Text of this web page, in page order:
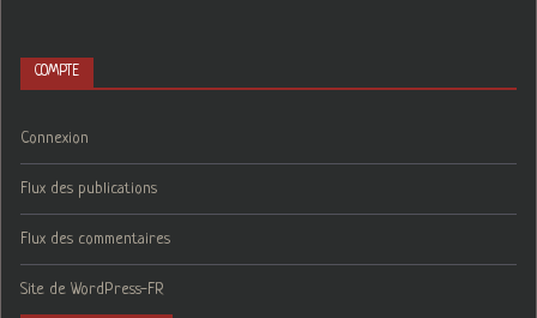
COMPTE
Connexion
Flux des publications
Flux des commentaires
Site de WordPress-FR